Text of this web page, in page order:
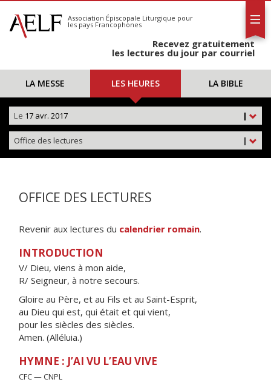
S'abonner
Calendrier
Association Épiscopale Liturgique pour
les pays Francophones
Recevez gratuitement
les lectures du jour par courriel
LA MESSE LES HEURES LA BIBLE
|
Le 17 avr. 2017
|
Office des lectures
OFFICE DES LECTURES
Revenir aux lectures du calendrier romain.
INTRODUCTION
V/ Dieu, viens à mon aide,
R/ Seigneur, à notre secours.
Gloire au Père, et au Fils et au Saint-Esprit,
au Dieu qui est, qui était et qui vient,
pour les siècles des siècles.
Amen. (Alléluia.)
HYMNE : J’AI VU L’EAU VIVE
CFC — CNPL